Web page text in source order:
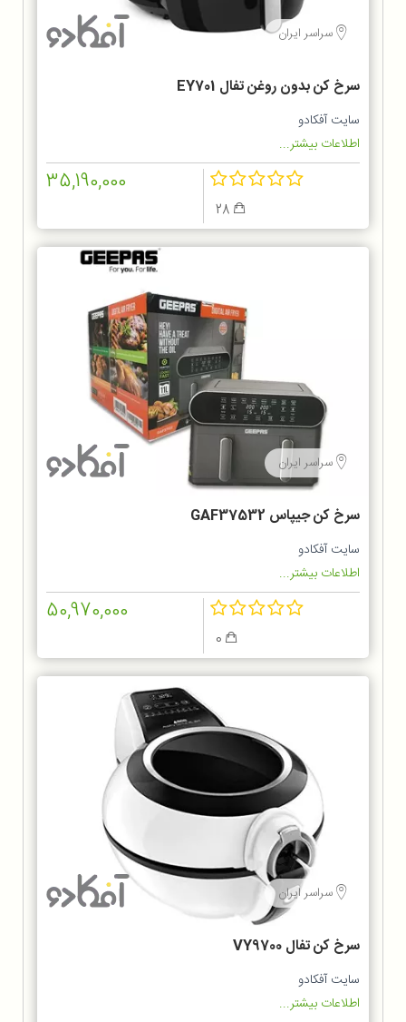
سراسر ایران
سرخ کن بدون روغن تفال EY701
سایت آفکادو
اطلاعات بیشتر...
35,190,000
سراسر ایران
سرخ کن جیپاس GAF37532
سایت آفکادو
اطلاعات بیشتر...
50,970,000
سراسر ایران
سرخ کن تفال VY9700
سایت آفکادو
اطلاعات بیشتر...